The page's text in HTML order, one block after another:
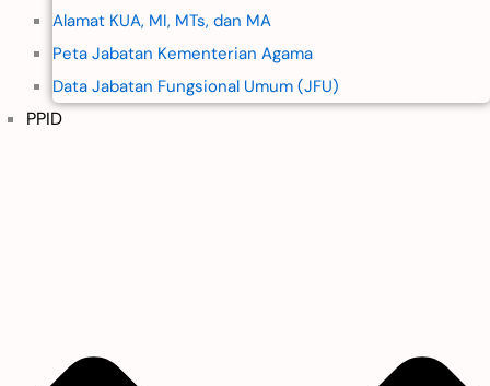
Alamat KUA, MI, MTs, dan MA
Peta Jabatan Kementerian Agama
Data Jabatan Fungsional Umum (JFU)
PPID